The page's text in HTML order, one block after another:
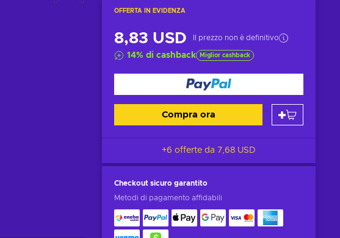
OFFERTA IN EVIDENZA
8,83 USD Il prezzo non è definitivo
14% di cashback Miglior cashback
Compra ora
+6 offerte da 7,68 USD
Checkout sicuro garantito
Metodi di pagamento affidabili